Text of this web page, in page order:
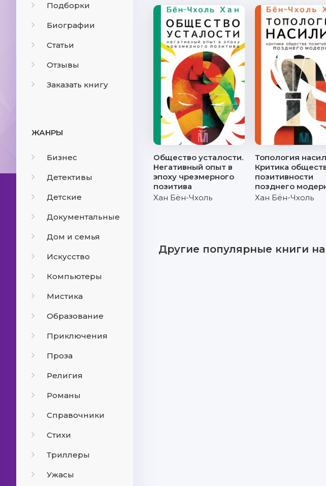
Подборки
Биографии
Статьи
Отзывы
Заказать книгу
ЖАНРЫ
Бизнес
Детективы
Детские
Документальные
Дом и семья
Искусство
Компьютеры
Мистика
Образование
Приключения
Проза
Религия
Романы
Справочники
Стихи
Триллеры
Ужасы
Общество усталости.
Негативный опыт в
эпоху чрезмерного
позитива
Хан Бён-Чхоль
Топология
Критика
позитивности
позднего
Хан Бён-Чхоль
Другие популярные книги